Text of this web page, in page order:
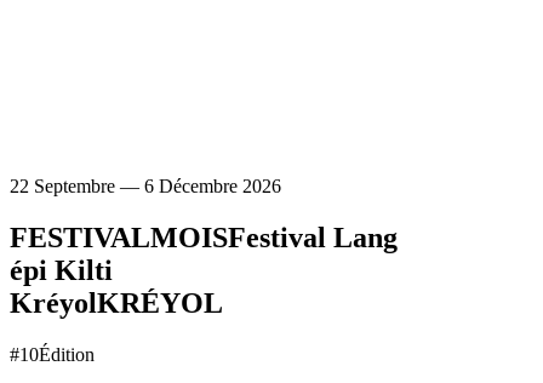
22 Septembre — 6 Décembre 2026
FESTIVALMOISFestival Lang
épi Kilti
KréyolKRÉYOL
#10Édition